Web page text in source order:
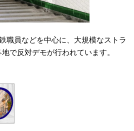
職員などを中心に、大規模なストラ
で反対デモが行われています。